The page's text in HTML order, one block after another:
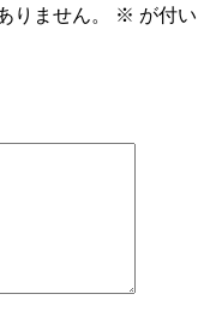
りません。 ※ が付い